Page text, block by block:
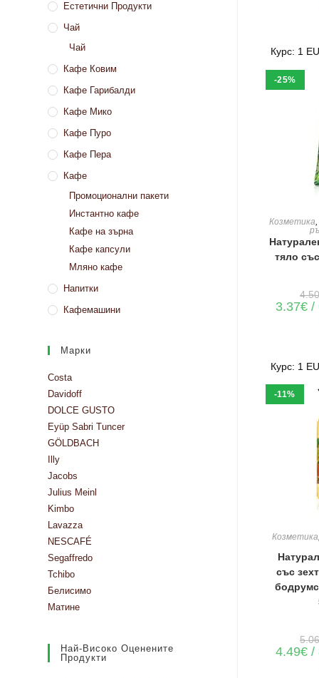
Курс: 1
-25%
Козметика
тяло
3.37€ /
Курс: 1
-11%
Козметика
със
4.49€ /
Естетични Продукти
Чай
Чай
Кафе Ковим
Кафе Гарибалди
Кафе Мико
Кафе Пуро
Кафе Пера
Кафе
Промоционални пакети
Инстантно кафе
Кафе на зърна
Кафе капсули
Мляно кафе
Напитки
Кафемашини
Марки
Costa
Davidoff
DOLCE GUSTO
Eyüp Sabri Tuncer
GÖLDBACH
Illy
Jacobs
Julius Meinl
Kimbo
Lavazza
NESCAFÉ
Segaffredo
Tchibo
Белисимо
Матине
Най-Високо Оценените
Продукти